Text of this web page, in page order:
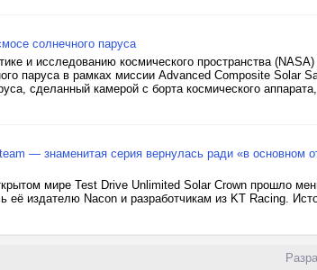
солнечного паруса
и исследованию космического пространства
паруса в рамках миссии Advanced Composite Solar
сделанный камерой с борта космического
— знаменитая серия вернулась ради «в основном
мире Test Drive Unlimited Solar Crown прошло
её издателю Nacon и разработчикам из KT Racing.